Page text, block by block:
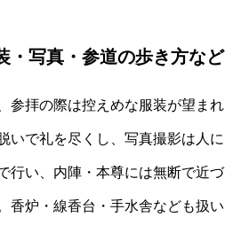
・写真・参道の歩き方など
参拝の際は控えめな服装が望まれ
いで礼を尽くし、写真撮影は人に
行い、内陣・本尊には無断で近づ
香炉・線香台・手水舎なども扱い